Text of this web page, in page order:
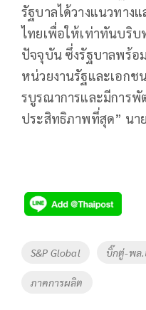
รัฐบาลได้วางแนวทาง
ไทยเพื่อให้เท่าทันบริ
ปัจจุบัน ซึ่งรัฐบาลพร้อ
หน่วยงานรัฐและเอกช
รบูรณาการและมีการ
ประสิทธิภาพที่สุด” นา
Tags
S&P Global บิ๊กตู่-พล.
ภาคการผลิต